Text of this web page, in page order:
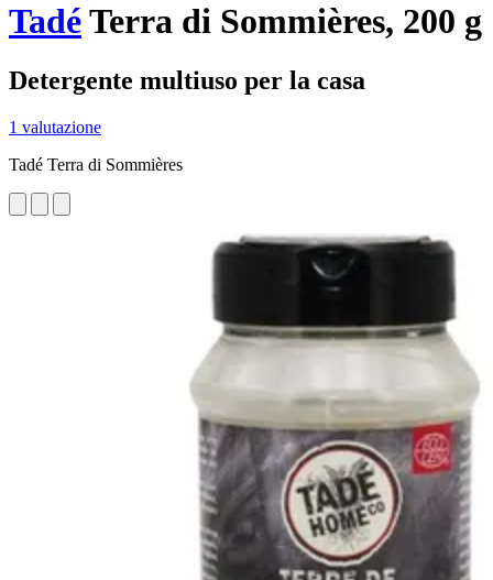
TadéTerra di Sommières, 200 g
Detergente multiuso per la casa
1 valutazione
Tadé Terra di Sommières